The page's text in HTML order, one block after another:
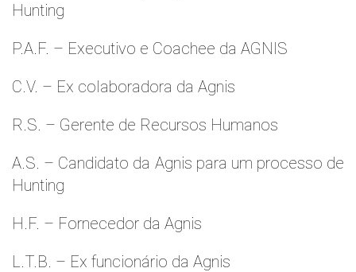
Hunting
P.A.F. – Executivo e Coachee da AGNIS
C.V. – Ex colaboradora da Agnis
R.S. – Gerente de Recursos Humanos
A.S. – Candidato da Agnis para um processo de
Hunting
H.F. – Fornecedor da Agnis
L.T.B. – Ex funcionário da Agnis